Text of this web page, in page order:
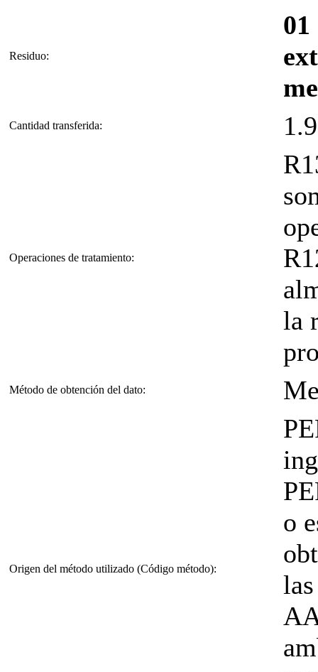
Residuo:
01
Cantidad transferida:
Operaciones de tratamiento:
la
Método de obtención del dato:
Origen del método utilizado (Código método):
o